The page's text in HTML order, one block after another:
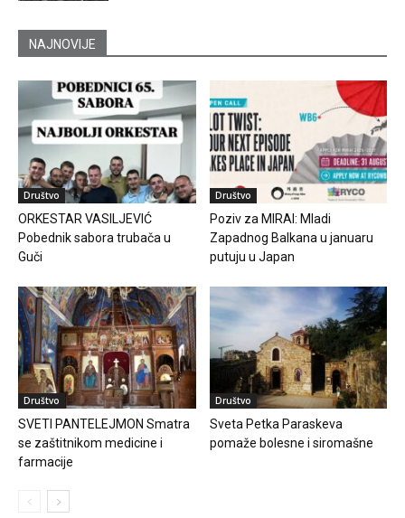
NAJNOVIJE
Društvo
ORKESTAR VASILJEVIĆ
Pobednik sabora trubača u
Guči
Društvo
Poziv za MIRAI: Mladi
Zapadnog Balkana u januaru
putuju u Japan
Društvo
SVETI PANTELEJMON Smatra
se zaštitnikom medicine i
farmacije
Društvo
Sveta Petka Paraskeva
pomaže bolesne i siromašne